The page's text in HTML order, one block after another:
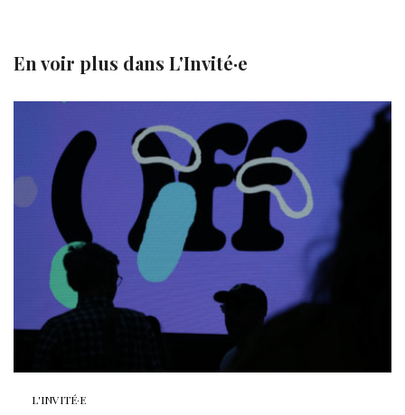
En voir plus dans L'Invité·e
L'INVITÉ·E